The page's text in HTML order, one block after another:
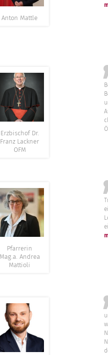
Anton Mattle
Erzbischof Dr.
Franz Lackner
OFM
Pfarrerin
Mag.a. Andrea
Mattioli